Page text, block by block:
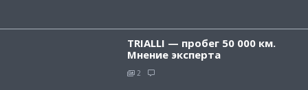
TRIALLI — пробег 50 000 км.
Мнение эксперта
2